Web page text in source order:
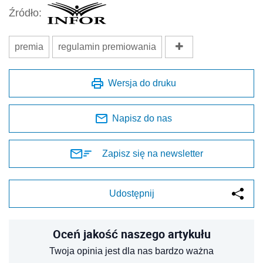
Źródło:
premia regulamin premiowania
Wersja do druku
Napisz do nas
Zapisz się na newsletter
Udostępnij
Oceń jakość naszego artykułu
Twoja opinia jest dla nas bardzo ważna